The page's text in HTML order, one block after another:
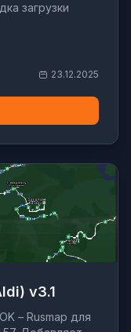
загрузки
23.12.2025
v3.1
– Rusmap для